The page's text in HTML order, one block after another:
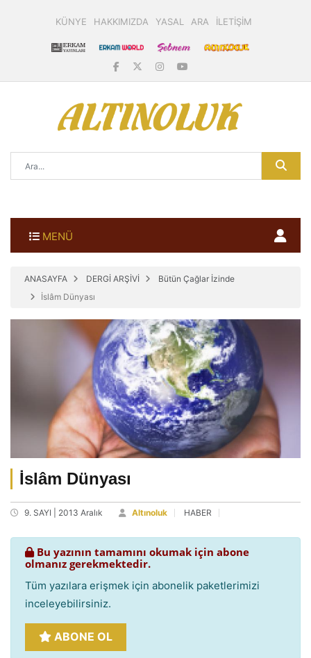
KÜNYE HAKKIMIZDA YASAL ARA İLETİŞİM
MENÜ
ANASAYFA DERGİ ARŞİVİ
Bütün Çağlar İzinde
İslâm Dünyası
İslâm Dünyası
9. SAYI | 2013 Aralık Altınoluk HABER
Bu yazının tamamını okumak için abone
olmanız gerekmektedir.
Tüm yazılara erişmek için abonelik paketlerimizi
inceleyebilirsiniz.
ABONE OL